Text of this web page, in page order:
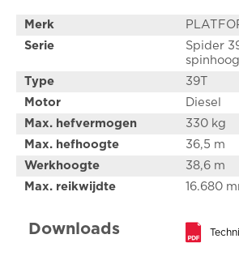
Uitrustbaar met een winch
Met z'n 39 m werkhoogte is de Spider
gebruik
Boomverzorging
Onderhoudswerken
Elektriciteitswerken
De Spider 39T is op aanvraag ook
hybride versie met een diesel
een lithium batterij.
Merk
Serie
Spider
Type
39T
Motor
Diesel
Max. hefvermogen
330 kg
Max. hefhoogte
36,5 m
Werkhoogte
38,6 m
Max. reikwijdte
16.680
Downloads